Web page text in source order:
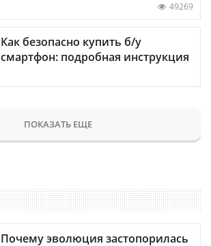
49269
Как безопасно купить б/у
смартфон: подробная инструкция
ПОКАЗАТЬ ЕЩЕ
Почему эволюция застопорилась